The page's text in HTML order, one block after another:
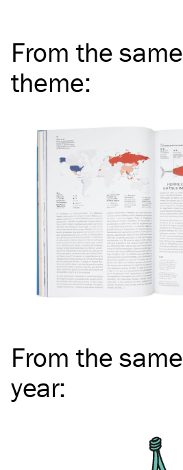
From the same
theme:
From the same
year: